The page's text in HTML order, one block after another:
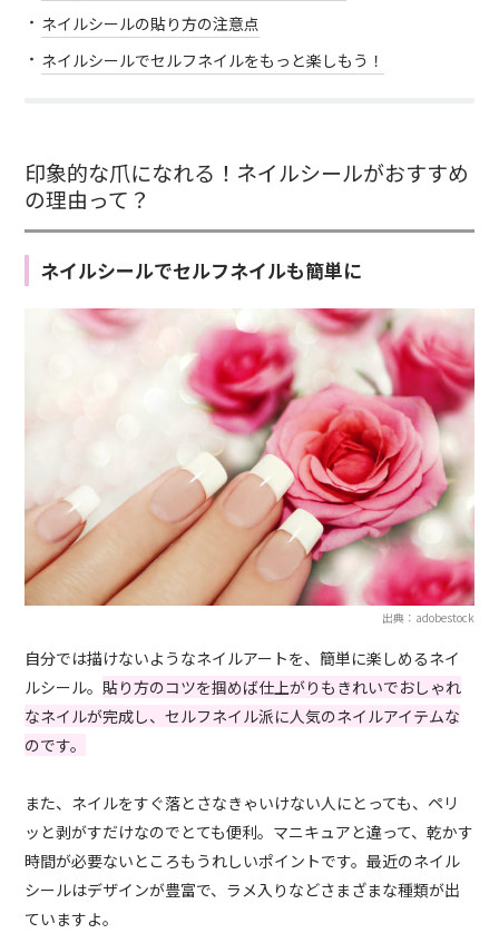
ネイルシールの貼り方の注意点
ネイルシールでセルフネイルをもっと楽しもう！
印象的な爪になれる！ネイルシールがおすすめ
の理由って？
ネイルシールでセルフネイルも簡単に
出典：adobestock
自分では描けないようなネイルアートを、簡単に楽しめるネイ
ルシール。 貼り方のコツを掴めば仕上がりもきれいでおしゃれ
なネイルが完成し、セルフネイル派に人気のネイルアイテムな
のです。
また、ネイルをすぐ落とさなきゃいけない人にとっても、ペリ
ッと剥がすだけなのでとても便利。マニキュアと違って、乾かす
時間が必要ないところもうれしいポイントです。最近のネイル
シールはデザインが豊富で、ラメ入りなどさまざまな種類が出
ていますよ。